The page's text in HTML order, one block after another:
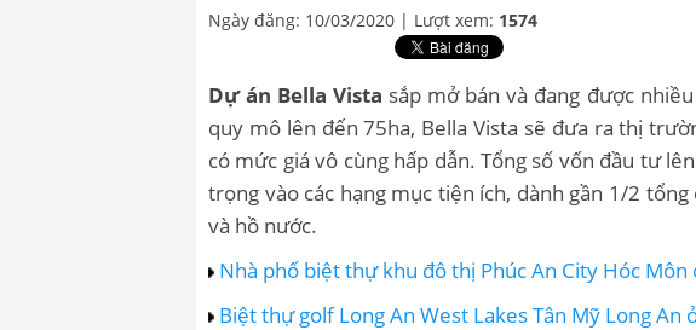
Ngày đăng: 10/03/2020 | Lượt xem: 1574
Dự án Bella Vista sắp mở bán và đang được
quy mô lên đến 75ha, Bella Vista sẽ đưa ra thị
có mức giá vô cùng hấp dẫn. Tổng số vốn đầu tư
trọng vào các hạng mục tiện ích, dành gần 1/2
và hồ nước.
Nhà phố biệt thự khu đô thị Phúc An City Hóc Môn
Biệt thự golf Long An West Lakes Tân Mỹ Long An